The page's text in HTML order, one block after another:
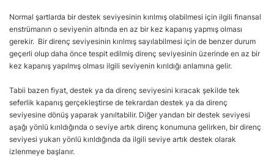
Normal şartlarda bir destek seviyesinin kırılmış olabilmesi için ilgili finansal
enstrümanın o seviyenin altında en az bir kez kapanış yapmış olması
gerekir. Bir direnç seviyesinin kırılmış sayılabilmesi için de benzer durum
geçerli olup daha önce tespit edilmiş direnç seviyesinin üzerinde en az bir
kez kapanış yapılmış olması ilgili seviyenin kırıldığı anlamına gelir.
Tabii bazen fiyat, destek ya da direnç seviyesini kıracak şekilde tek
seferlik kapanış gerçekleştirse de tekrardan destek ya da direnç
seviyesine dönüş yaparak yanıltabilir. Diğer yandan bir destek seviyesi
aşağı yönlü kırıldığında o seviye artık direnç konumuna gelirken, bir direnç
seviyesi yukarı yönlü kırıldığında da ilgili seviye artık destek olarak
izlenmeye başlanır.